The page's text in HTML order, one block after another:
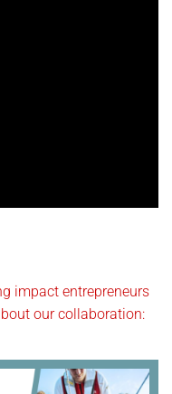
impact entrepreneurs
our collaboration: